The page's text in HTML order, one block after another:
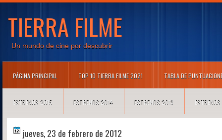
TIERRA FILME
Un mundo de cine por descubrir
PÁGINA PRINCIPAL TOP 10 TIERRA FILME 2021 TABLA DE
ESTRENOS 2015 ESTRENOS 2014 ESTRENOS 2013
jueves, 23 de febrero de 2012